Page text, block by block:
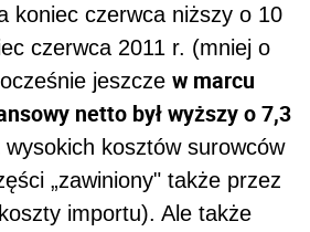
koniec czerwca niższy o 10
czerwca 2011 r. (mniej o
jeszcze w marcu
netto był wyższy o 7,3
wysokich kosztów surowców
„zawiniony" także przez
importu). Ale także